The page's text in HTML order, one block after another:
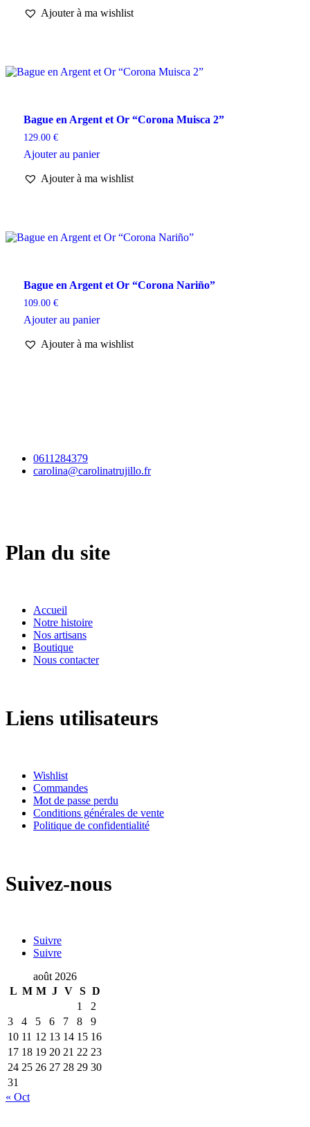
Ajouter à ma wishlist
Bague en Argent et Or “Corona Muisca 2”
129.00 €
Ajouter au panier
Ajouter à ma wishlist
Bague en Argent et Or “Corona Nariño”
109.00 €
Ajouter au panier
Ajouter à ma wishlist
0611284379
carolina@carolinatrujillo.fr
Plan du site
Accueil
Notre histoire
Nos artisans
Boutique
Nous contacter
Liens utilisateurs
Wishlist
Commandes
Mot de passe perdu
Conditions générales de vente
Politique de confidentialité
Suivez-nous
Suivre
Suivre
août 2026
L M M J V S D
1
2
3
4 5 6 7 8
9
10 11 12 13 14 15 16
17 18 19 20 21 22 23
24 25 26 27 28 29 30
31
« Oct